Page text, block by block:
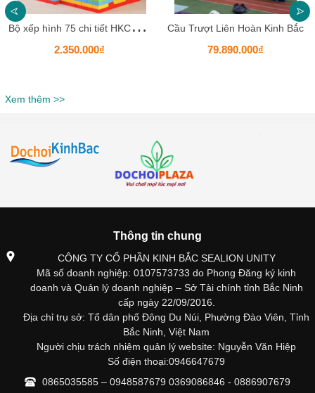
B
ộ xếp hình 75 chi tiết HKCXH15
2.350.000₫
Cầu Trượt Liên Hoàn Kinh Bắc
79.890.000₫
Xem thêm >>
Thông tin chung
CÔNG TY CỔ PHẦN KINH BẮC SEALION UNITY
Mã số doanh nghiệp: 0107573733 do Phong Đăng ký kinh
doanh và Quản lý doanh nghiệp – Sở Tài chính tỉnh Bắc Ninh
cấp ngày 22/09/2016.
Địa chỉ trụ sở: Tổ dân phố Đông Du Núi, Phường Đào Viên, Tỉnh
Bắc Ninh, Việt Nam
Người chịu trách nhiệm quản lý website: Nguyễn Văn Hiệp
Số điện thoại:0946647679
0865035585 – 0948587679 0369086846 - 0886907679